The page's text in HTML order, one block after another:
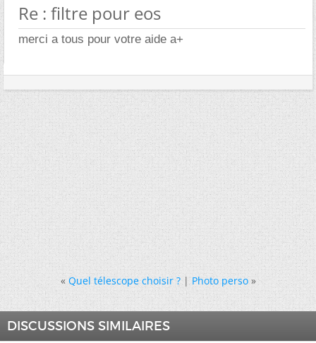
Re : filtre pour eos
merci a tous pour votre aide a+
« Quel télescope choisir ?|Photo perso »
DISCUSSIONS SIMILAIRES